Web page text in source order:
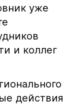
уже
и коллег
действия